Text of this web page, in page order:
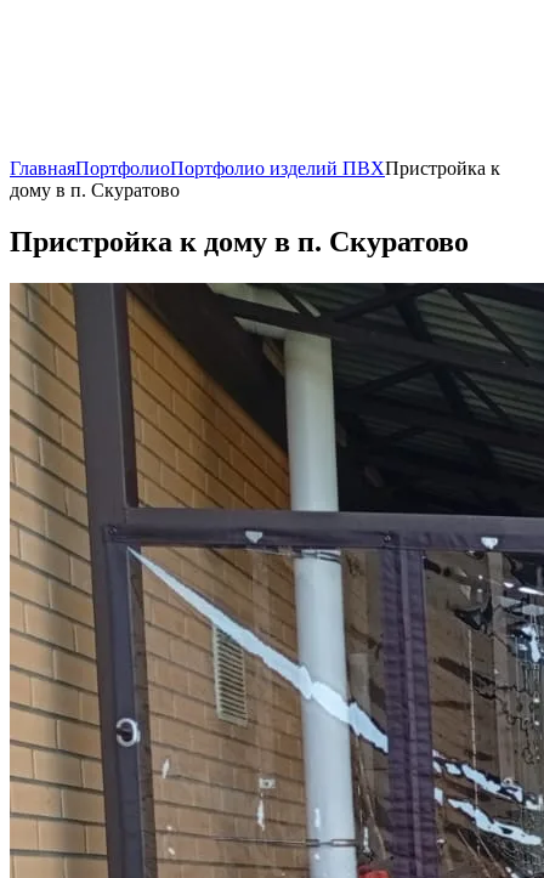
ГлавнаяПортфолиоПортфолио изделий ПВХПристройка к
дому в п. Скуратово
Пристройка к дому в п. Скуратово